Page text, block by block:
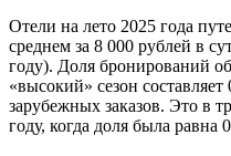
Отели на лето 2025 года
среднем за 8 000 рублей в
году). Доля бронирований
«высокий» сезон
зарубежных заказов. Это в
году, когда доля была равна